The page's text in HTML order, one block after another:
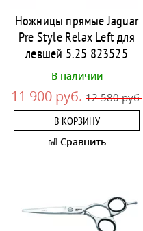
Ножницы прямые Jaguar
Pre Style Relax Left для
левшей 5.25 823525
В наличии
11 900 руб. 12 580 руб.
В КОРЗИНУ
Сравнить